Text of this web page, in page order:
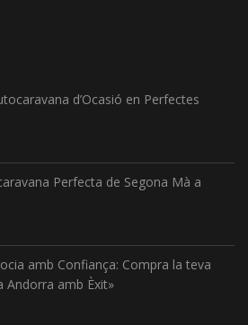
d’Ocasió en Perfectes
Perfecta de Segona Mà a
amb Confiança: Compra la teva
Andorra amb Èxit»